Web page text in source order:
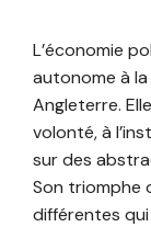
L’économie
autonome à la
Angleterre.
volonté, à
sur des
Son triomphe
différentes qui